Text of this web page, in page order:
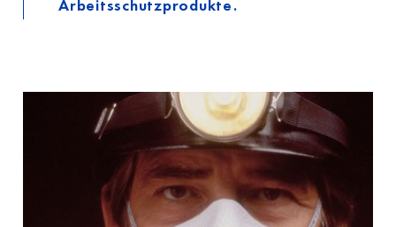
Arbeitsschutzprodukte.